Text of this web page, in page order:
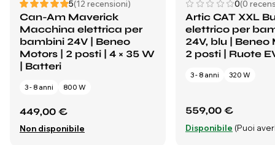
5(12 recensioni)
Can-Am Maverick
Macchina elettrica per
bambini 24V | Beneo
Motors | 2 posti | 4 × 35 W
| Batteri
3 - 8 anni 800 W
449,00 €
Non disponibile
0(0
Artic CAT XXL
elettrico per
24V, blu | Beneo
2 posti | Ruote
3 - 8 anni 320 W
559,00 €
Disponibile (Puoi